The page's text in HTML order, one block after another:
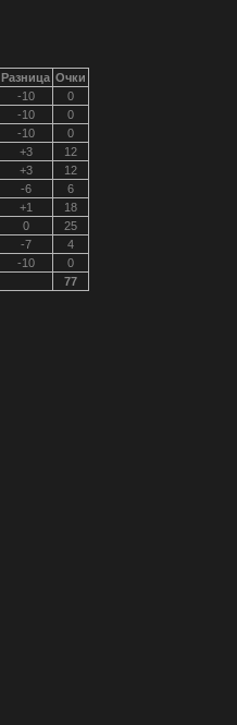
Разница Очки
-10
0
-10
0
-10
0
+3
12
+3
12
-6
6
+1
18
0
25
-7
4
-10
0
77